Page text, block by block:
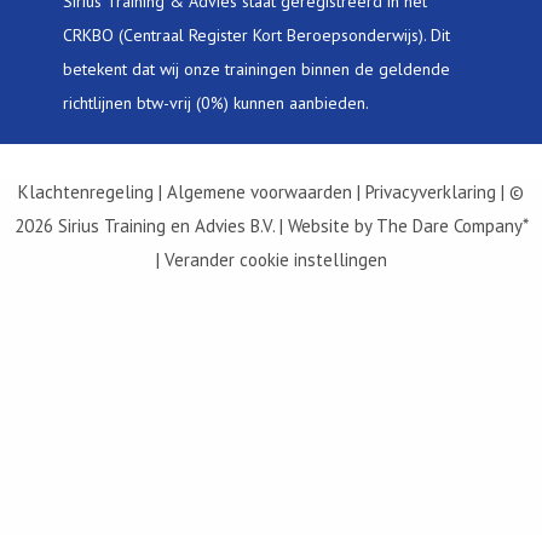
CRKBO (Centraal Register Kort Beroepsonderwijs). Dit
betekent dat wij onze trainingen binnen de geldende
richtlijnen btw-vrij (0%) kunnen aanbieden.
Klachtenregeling | Algemene voorwaarden | Privacyverklaring | ©
2026 Sirius Training en Advies B.V. | Website by The Dare Company*
| Verander cookie instellingen